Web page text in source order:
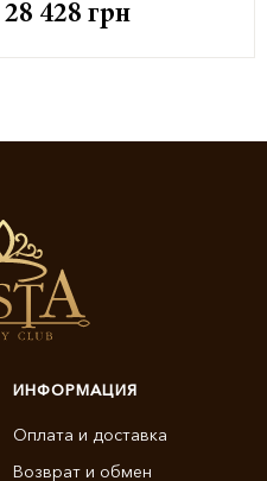
28 428 грн
ИНФОРМАЦИЯ
Оплата и доставка
Возврат и обмен